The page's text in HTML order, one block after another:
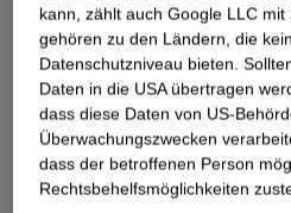
kann, zählt auch Google LLC mit
gehören zu den Ländern, die
Datenschutzniveau bieten.
Daten in die USA übertragen
dass diese Daten von US-
Überwachungszwecken
dass der betroffenen Person
Rechtsbehelfsmöglichkeiten